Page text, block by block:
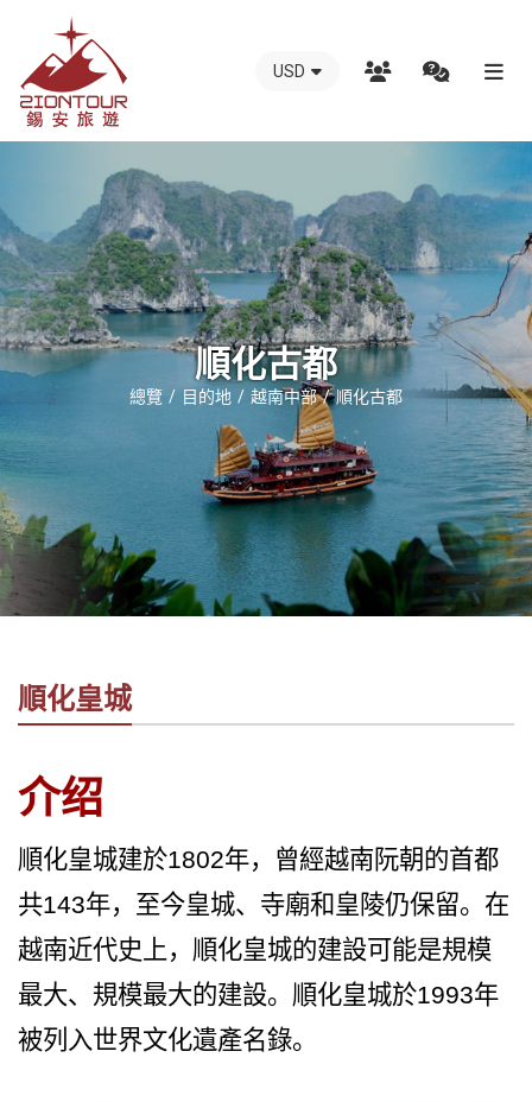
越
安
國
際
旅
行
社
南
接
錫
遊
在
南
好
的
作
夥
USD
順化古都
總覽 目的地 越南中部 順化古都
順化皇城
介绍
順化皇城建於1802年，曾經越南阮朝的首都
共143年，至今皇城、寺廟和皇陵仍保留。在
越南近代史上，順化皇城的建設可能是規模
最大、規模最大的建設。順化皇城於1993年
被列入世界文化遺產名錄。